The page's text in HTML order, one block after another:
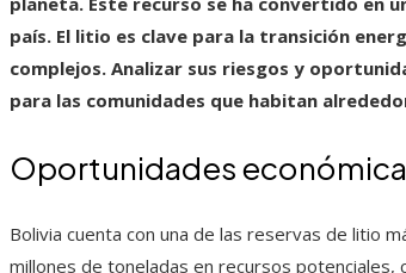
país. El litio es clave para la transición
complejos. Analizar sus riesgos y
para las comunidades que habitan
Oportunidades
Bolivia cuenta con una de las reservas de litio
millones de toneladas en recursos